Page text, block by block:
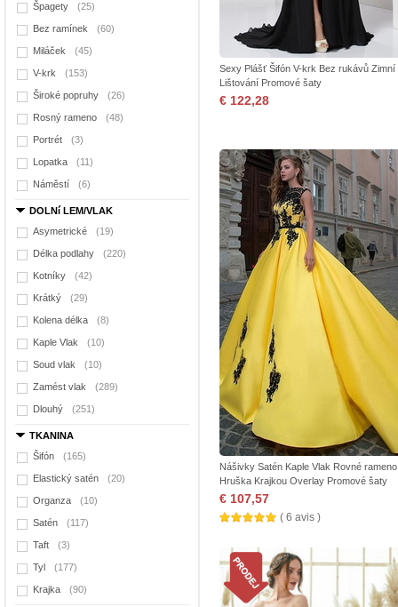
Špagety (25)
Bez ramínek (60)
Miláček (45)
V-krk (153)
Široké popruhy (26)
Rosný rameno (48)
Portrét (3)
Lopatka (11)
Náměstí (6)
DOLNí LEM/VLAK
Asymetrické
(19)
Délka podlahy (220)
Kotníky (42)
Krátký (29)
Kolena délka (8)
Kaple Vlak (10)
Soud vlak (10)
Zamést vlak (289)
Dlouhý (251)
TKANINA
Šifón
(165)
Elastický satén (20)
Organza (10)
Satén (117)
Taft (3)
Tyl (177)
Krajka (90)
Sexy Plášť Šifón V-krk Bez rukávů Zimní
Lištování Promové šaty
€ 122,28
Nášivky Satén Kaple Vlak Rovné rameno
Hruška Krajkou Overlay Promové šaty
€ 107,57
( 6 avis )